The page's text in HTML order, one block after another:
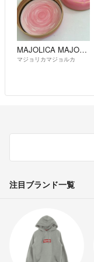
MAJOLICA MAJORCA
マジョリカマジョルカ
注目ブランド一覧